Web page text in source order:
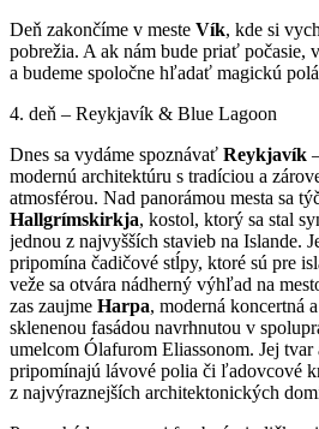
Deň zakončíme v meste Vík, kde si
pobrežia. A ak nám bude priať počasie,
a budeme spoločne hľadať magickú
4. deň – Reykjavík & Blue Lagoon
Dnes sa vydáme spoznávať Reykjavík
modernú architektúru s tradíciou a
atmosférou. Nad panorámou mesta sa
Hallgrímskirkja, kostol, ktorý sa stal
jednou z najvyšších stavieb na Islande.
pripomína čadičové stĺpy, ktoré sú pre
veže sa otvára nádherný výhľad na
zas zaujme Harpa, moderná koncertná
sklenenou fasádou navrhnutou v
umelcom Ólafurom Eliassonom. Jej tvar
pripomínajú lávové polia či ľadovcové
z najvýraznejších architektonických